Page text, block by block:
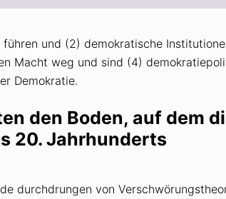
und (2) demokratische
Macht weg und sind (4)
Demokratie.
den Boden, auf dem
20. Jahrhunderts
durchdrungen von